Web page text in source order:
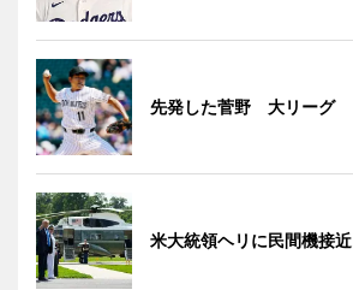
先発した菅野 大リーグ
米大統領ヘリに民間機接近